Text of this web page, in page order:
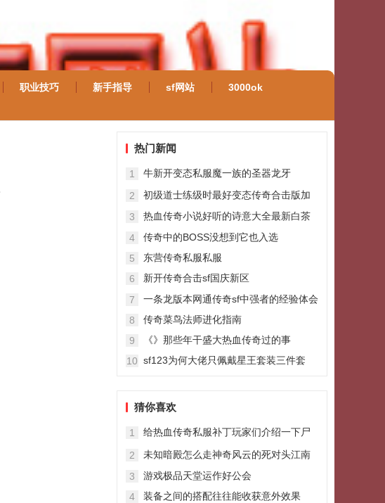
职业技巧 新手指导 sf网站
3000ok
热门新闻
1
牛新开变态私服魔一族的圣器龙牙
2
初级道士练级时最好变态传奇合击版加
3
热血传奇小说好听的诗意大全最新白茶
4
传奇中的BOSS没想到它也入选
5
东营传奇私服私服
6
新开传奇合击sf国庆新区
7
一条龙版本网通传奇sf中强者的经验体会
8
传奇菜鸟法师进化指南
9
《》那些年干盛大热血传奇过的事
10 sf123为何大佬只佩戴星王套装三件套
猜你喜欢
1
给热血传奇私服补丁玩家们介绍一下尸
2
未知暗殿怎么走神奇风云的死对头江南
3
游戏极品天堂运作好公会
4
装备之间的搭配往往能收获意外效果